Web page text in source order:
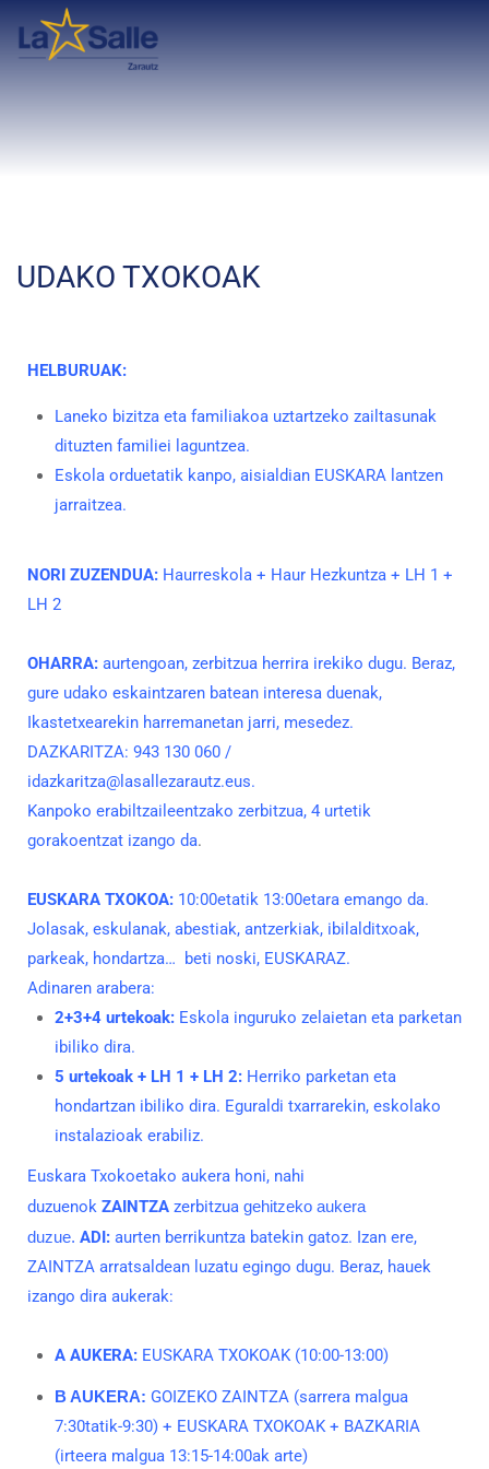
UDAKO TXOKOAK
HELBURUAK:
Laneko bizitza eta familiakoa uztartzeko zailtasunak
dituzten familiei laguntzea.
Eskola orduetatik kanpo, aisialdian EUSKARA lantzen
jarraitzea.
NORI ZUZENDUA: Haurreskola + Haur Hezkuntza + LH 1 +
LH 2
OHARRA: aurtengoan, zerbitzua herrira irekiko dugu. Beraz,
gure udako eskaintzaren batean interesa duenak,
Ikastetxearekin harremanetan jarri, mesedez.
DAZKARITZA: 943 130 060 /
idazkaritza@lasallezarautz.eus.
Kanpoko erabiltzaileentzako zerbitzua, 4 urtetik
gorakoentzat izango da.
EUSKARA TXOKOA: 10:00etatik 13:00etara emango da.
Jolasak, eskulanak, abestiak, antzerkiak, ibilalditxoak,
parkeak, hondartza… beti noski, EUSKARAZ.
Adinaren arabera:
2+3+4 urtekoak: Eskola inguruko zelaietan eta parketan
ibiliko dira.
5 urtekoak + LH 1 + LH 2: Herriko parketan eta
hondartzan ibiliko dira. Eguraldi txarrarekin, eskolako
instalazioak erabiliz.
Euskara Txokoetako aukera honi, nahi
duzuenok ZAINTZA zerbitzua gehitzeko aukera
duzue. ADI: aurten berrikuntza batekin gatoz. Izan ere,
ZAINTZA arratsaldean luzatu egingo dugu. Beraz, hauek
izango dira aukerak:
A AUKERA: EUSKARA TXOKOAK (10:00-13:00)
B AUKERA: GOIZEKO ZAINTZA (sarrera malgua
7:30tatik-9:30) + EUSKARA TXOKOAK + BAZKARIA
(irteera malgua 13:15-14:00ak arte)